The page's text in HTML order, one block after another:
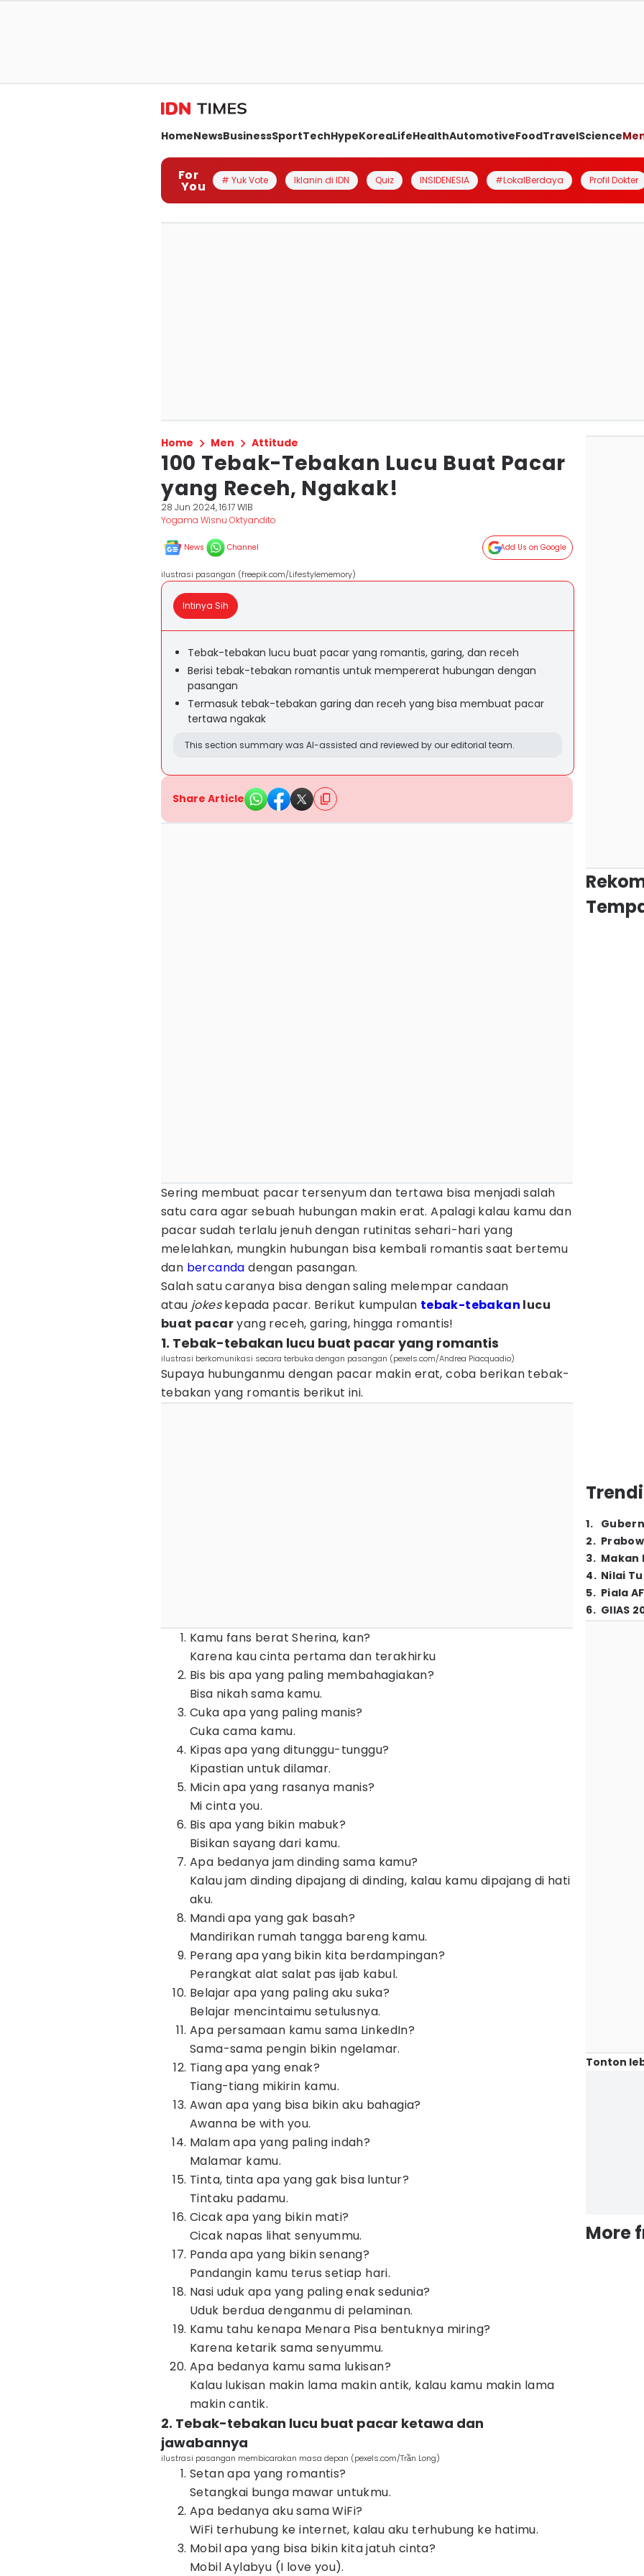
HomeNewsBusinessSportTechHypeKoreaLifeHealthAutomotiveFoodTravelScience
For
You # Yuk Vote Iklanin di IDN Quiz INSIDENESIA #LokalBerdaya Profil Dokter
Home Men Attitude
100 Tebak-Tebakan Lucu Buat Pacar
yang Receh, Ngakak!
28 Jun 2024, 16:17 WIB
Yogama Wisnu Oktyandito
News Channel Add Us on Google
ilustrasi pasangan (freepik.com/Lifestylememory)
Intinya Sih
Tebak-tebakan lucu buat pacar yang romantis, garing, dan receh
Berisi tebak-tebakan romantis untuk mempererat hubungan dengan
pasangan
Termasuk tebak-tebakan garing dan receh yang bisa membuat pacar
tertawa ngakak
This section summary was AI-assisted and reviewed by our editorial team.
Share Article
Sering membuat pacar tersenyum dan tertawa bisa menjadi salah
satu cara agar sebuah hubungan makin erat. Apalagi kalau kamu dan
pacar sudah terlalu jenuh dengan rutinitas sehari-hari yang
melelahkan, mungkin hubungan bisa kembali romantis saat bertemu
dan bercanda dengan pasangan.
Salah satu caranya bisa dengan saling melempar candaan
atau jokeskepada pacar. Berikut kumpulan tebak-tebakan lucu
buat pacaryang receh, garing, hingga romantis!
1. Tebak-tebakan lucu buat pacar yang romantis
ilustrasi berkomunikasi secara terbuka dengan pasangan (pexels.com/Andrea Piacquadio)
Supaya hubunganmu dengan pacar makin erat, coba berikan tebak-
tebakan yang romantis berikut ini.
Kamu fans berat Sherina, kan?
Karena kau cinta pertama dan terakhirku
Bis bis apa yang paling membahagiakan?
Bisa nikah sama kamu.
Cuka apa yang paling manis?
Cuka cama kamu.
Kipas apa yang ditunggu-tunggu?
Kipastian untuk dilamar.
Micin apa yang rasanya manis?
Mi cinta you.
Bis apa yang bikin mabuk?
Bisikan sayang dari kamu.
Apa bedanya jam dinding sama kamu?
Kalau jam dinding dipajang di dinding, kalau kamu dipajang di hati
aku.
Mandi apa yang gak basah?
Mandirikan rumah tangga bareng kamu.
Perang apa yang bikin kita berdampingan?
Perangkat alat salat pas ijab kabul.
Belajar apa yang paling aku suka?
Belajar mencintaimu setulusnya.
Apa persamaan kamu sama LinkedIn?
Sama-sama pengin bikin ngelamar.
Tiang apa yang enak?
Tiang-tiang mikirin kamu.
Awan apa yang bisa bikin aku bahagia?
Awanna be with you.
Malam apa yang paling indah?
Malamar kamu.
Tinta, tinta apa yang gak bisa luntur?
Tintaku padamu.
Cicak apa yang bikin mati?
Cicak napas lihat senyummu.
Panda apa yang bikin senang?
Pandangin kamu terus setiap hari.
Nasi uduk apa yang paling enak sedunia?
Uduk berdua denganmu di pelaminan.
Kamu tahu kenapa Menara Pisa bentuknya miring?
Karena ketarik sama senyummu.
Apa bedanya kamu sama lukisan?
Kalau lukisan makin lama makin antik, kalau kamu makin lama
makin cantik.
2. Tebak-tebakan lucu buat pacar ketawa dan
jawabannya
ilustrasi pasangan membicarakan masa depan (pexels.com/Trần Long)
Setan apa yang romantis?
Setangkai bunga mawar untukmu.
Apa bedanya aku sama WiFi?
WiFi terhubung ke internet, kalau aku terhubung ke hatimu.
Mobil apa yang bisa bikin kita jatuh cinta?
Mobil Aylabyu (I love you).
1.
2.
3. Makan
4. Nilai
5. Piala
6. GIIAS
Tonton
More